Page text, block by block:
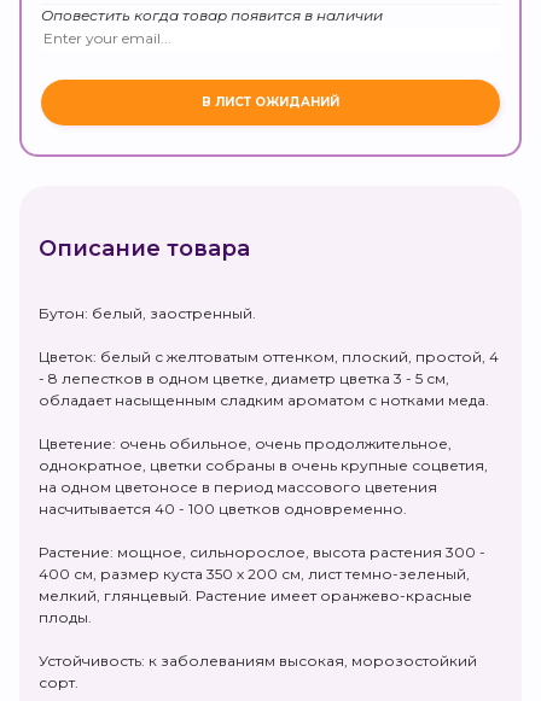
Оповестить когда товар появится в наличии
Описание товара
Бутон: белый, заостренный.
Цветок: белый с желтоватым оттенком, плоский, простой, 4
- 8 лепестков в одном цветке, диаметр цветка 3 - 5 см,
обладает насыщенным сладким ароматом с нотками меда.
Цветение: очень обильное, очень продолжительное,
однократное, цветки собраны в очень крупные соцветия,
на одном цветоносе в период массового цветения
насчитывается 40 - 100 цветков одновременно.
Растение: мощное, сильнорослое, высота растения 300 -
400 см, размер куста 350 х 200 см, лист темно-зеленый,
мелкий, глянцевый. Растение имеет оранжево-красные
плоды.
Устойчивость: к заболеваниям высокая, морозостойкий
сорт.